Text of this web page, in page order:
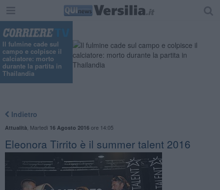
Il fulmine cade sul
campo e colpisce il
calciatore: morto
durante la partita in
Thailandia
Indietro
Attualità Martedì 16 Agosto 2016ore 14:05
Eleonora Tirrito è il summer talent 2016